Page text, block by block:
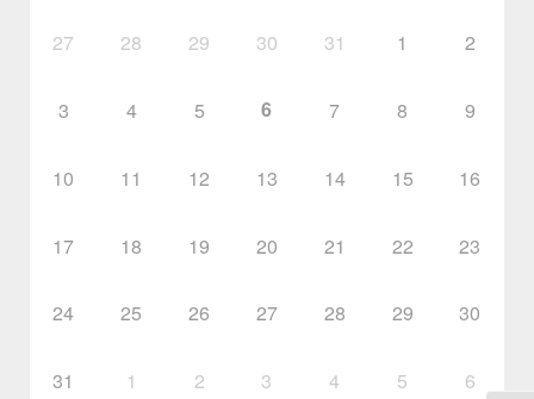
27 28 29 30 31 1 2
3 4 5 6 7 8 9
10 11 12 13 14 15 16
17 18 19 20 21 22 23
24 25 26 27 28 29 30
31 1 2 3 4 5 6